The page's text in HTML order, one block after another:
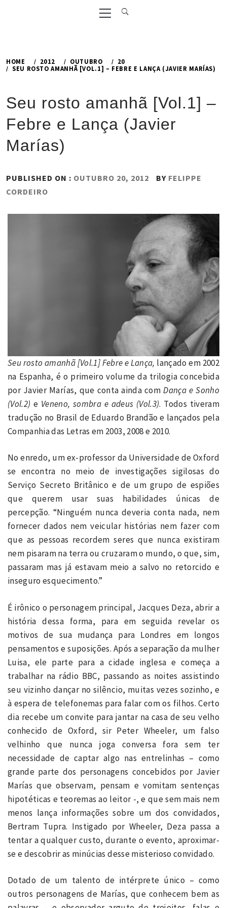
Primary
Menu
HOME 2012 OUTUBRO
20
SEU ROSTO AMANHÃ [VOL.1] – FEBRE E LANÇA (JAVIER MARÍAS)
Seu rosto amanhã [Vol.1] –
Febre e Lança (Javier
Marías)
PUBLISHED ON : OUTUBRO 20, 2012 BY FELIPPE
CORDEIRO
Seu rosto amanhã [Vol.1] Febre e Lança, lançado em 2002
na Espanha, é o primeiro volume da trilogia concebida
por Javier Marías, que conta ainda comDança e Sonho
(Vol.2)e Veneno, sombra e adeus (Vol.3). Todos tiveram
tradução no Brasil de Eduardo Brandão e lançados pela
Companhia das Letras em 2003, 2008 e 2010.
No enredo, um ex-professor da Universidade de Oxford
se encontra no meio de investigações sigilosas do
Serviço Secreto Britânico e de um grupo de espiões
que querem usar suas habilidades únicas de
percepção. “Ninguém nunca deveria conta nada, nem
fornecer dados nem veicular histórias nem fazer com
que as pessoas recordem seres que nunca existiram
nem pisaram na terra ou cruzaram o mundo, o que, sim,
passaram mas já estavam meio a salvo no retorcido e
inseguro esquecimento.”
É irônico o personagem principal, Jacques Deza, abrir a
história dessa forma, para em seguida revelar os
motivos de sua mudança para Londres em longos
pensamentos e suposições. Após a separação da mulher
Luisa, ele parte para a cidade inglesa e começa a
trabalhar na rádio BBC, passando as noites assistindo
seu vizinho dançar no silêncio, muitas vezes sozinho, e
à espera de telefonemas para falar com os filhos. Certo
dia recebe um convite para jantar na casa de seu velho
conhecido de Oxford, sir Peter Wheeler, um falso
velhinho que nunca joga conversa fora sem ter
necessidade de captar algo nas entrelinhas – como
grande parte dos personagens concebidos por Javier
Marías que observam, pensam e vomitam sentenças
hipotéticas e teoremas ao leitor -, e que sem mais nem
menos lança informações sobre um dos convidados,
Bertram Tupra. Instigado por Wheeler, Deza passa a
tentar a qualquer custo, durante o evento, aproximar-
se e descobrir as minúcias desse misterioso convidado.
Dotado de um talento de intérprete único – como
outros personagens de Marías, que conhecem bem as